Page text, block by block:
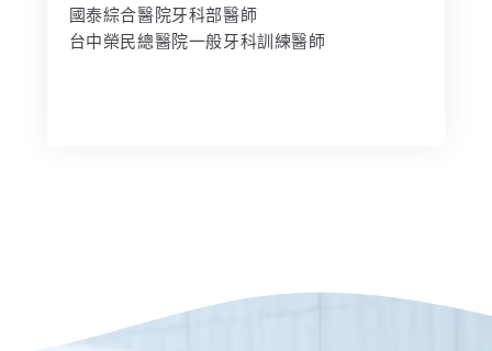
國泰綜合醫院牙科部醫師
台中榮民總醫院一般牙科訓練醫師